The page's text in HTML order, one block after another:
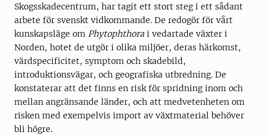
Skogsskadecentrum, har tagit ett stort steg i ett sådant
arbete för svenskt vidkommande. De redogör för vårt
kunskapsläge om Phytophthora i vedartade växter i
Norden, hotet de utgör i olika miljöer, deras härkomst,
värdspecificitet, symptom och skadebild,
introduktionsvägar, och geografiska utbredning. De
konstaterar att det finns en risk för spridning inom och
mellan angränsande länder, och att medvetenheten om
risken med exempelvis import av växtmaterial behöver
bli högre.